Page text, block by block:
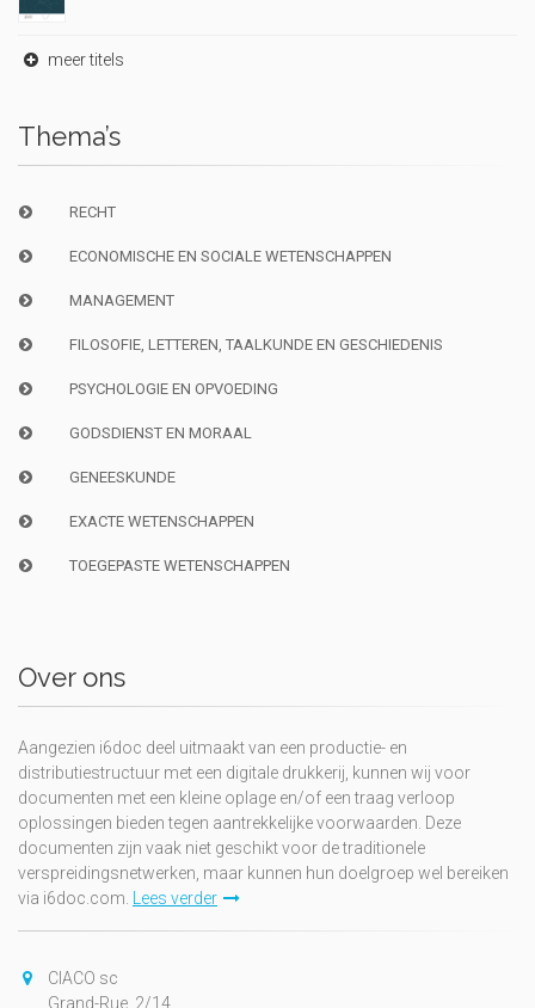
meer titels
Thema’s
RECHT
ECONOMISCHE EN SOCIALE WETENSCHAPPEN
MANAGEMENT
FILOSOFIE, LETTEREN, TAALKUNDE EN GESCHIEDENIS
PSYCHOLOGIE EN OPVOEDING
GODSDIENST EN MORAAL
GENEESKUNDE
EXACTE WETENSCHAPPEN
TOEGEPASTE WETENSCHAPPEN
Over ons
Aangezien i6doc deel uitmaakt van een productie- en
distributiestructuur met een digitale drukkerij, kunnen wij voor
documenten met een kleine oplage en/of een traag verloop
oplossingen bieden tegen aantrekkelijke voorwaarden. Deze
documenten zijn vaak niet geschikt voor de traditionele
verspreidingsnetwerken, maar kunnen hun doelgroep wel bereiken
via i6doc.com.
Lees verder
CIACO sc
Grand-Rue, 2/14